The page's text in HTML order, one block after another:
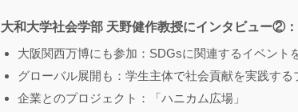
大和大学社会学部 天野健作教授にインタビュー②
大阪関西万博にも参加：SDGsに関連するイベント
グローバル展開も：学生主体で社会貢献を実践する
企業とのプロジェクト：「ハニカム広場」